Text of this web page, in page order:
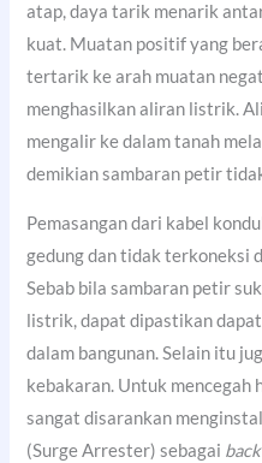
atap, daya tarik menarik
kuat. Muatan positif yang
tertarik ke arah muatan
menghasilkan aliran listrik.
mengalir ke dalam tanah
demikian sambaran petir
Pemasangan dari kabel
gedung dan tidak terkoneksi
Sebab bila sambaran petir
listrik, dapat dipastikan
dalam bangunan. Selain itu
kebakaran. Untuk
sangat disarankan
(Surge Arrester) sebagai